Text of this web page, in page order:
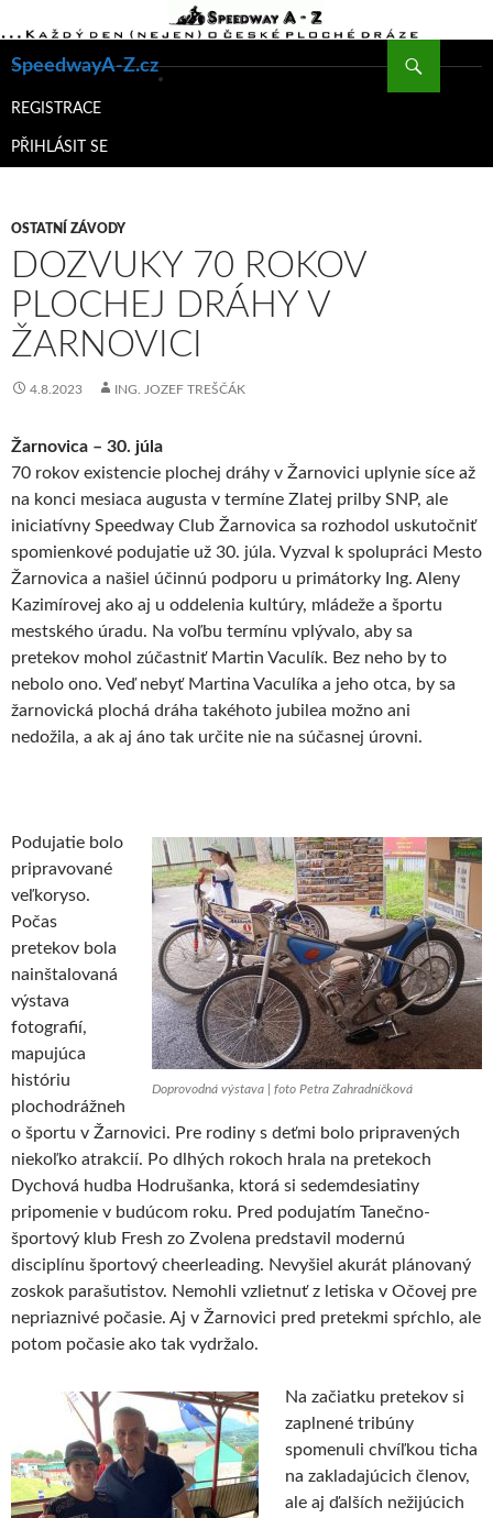
SpeedwayA-Z.cz
K
WEBU
REGISTRACE
PŘIHLÁSIT SE
OSTATNÍ ZÁVODY
DOZVUKY 70 ROKOV
PLOCHEJ DRÁHY V
ŽARNOVICI
4.8.2023 ING. JOZEF TREŠČÁK
Žarnovica – 30. júla
70 rokov existencie plochej dráhy v Žarnovici uplynie síce až
na konci mesiaca augusta v termíne Zlatej prilby SNP, ale
iniciatívny Speedway Club Žarnovica sa rozhodol uskutočniť
spomienkové podujatie už 30. júla. Vyzval k spolupráci Mesto
Žarnovica a našiel účinnú podporu u primátorky Ing. Aleny
Kazimírovej ako aj u oddelenia kultúry, mládeže a športu
mestského úradu. Na voľbu termínu vplývalo, aby sa
pretekov mohol zúčastniť Martin Vaculík. Bez neho by to
nebolo ono. Veď nebyť Martina Vaculíka a jeho otca, by sa
žarnovická plochá dráha takéhoto jubilea možno ani
nedožila, a ak aj áno tak určite nie na súčasnej úrovni.
Doprovodná výstava | foto Petra Zahradníčková
Podujatie bolo
pripravované
veľkoryso.
Počas
pretekov bola
nainštalovaná
výstava
fotografií,
mapujúca
históriu
plochodrážneh
o športu v Žarnovici. Pre rodiny s deťmi bolo pripravených
niekoľko atrakcií. Po dlhých rokoch hrala na pretekoch
Dychová hudba Hodrušanka, ktorá si sedemdesiatiny
pripomenie v budúcom roku. Pred podujatím Tanečno-
športový klub Fresh zo Zvolena predstavil modernú
disciplínu športový cheerleading. Nevyšiel akurát plánovaný
zoskok parašutistov. Nemohli vzlietnuť z letiska v Očovej pre
nepriaznivé počasie. Aj v Žarnovici pred pretekmi spŕchlo, ale
potom počasie ako tak vydržalo.
Na začiatku pretekov si
zaplnené tribúny
spomenuli chvíľkou ticha
na zakladajúcich členov,
ale aj ďalších nežijúcich